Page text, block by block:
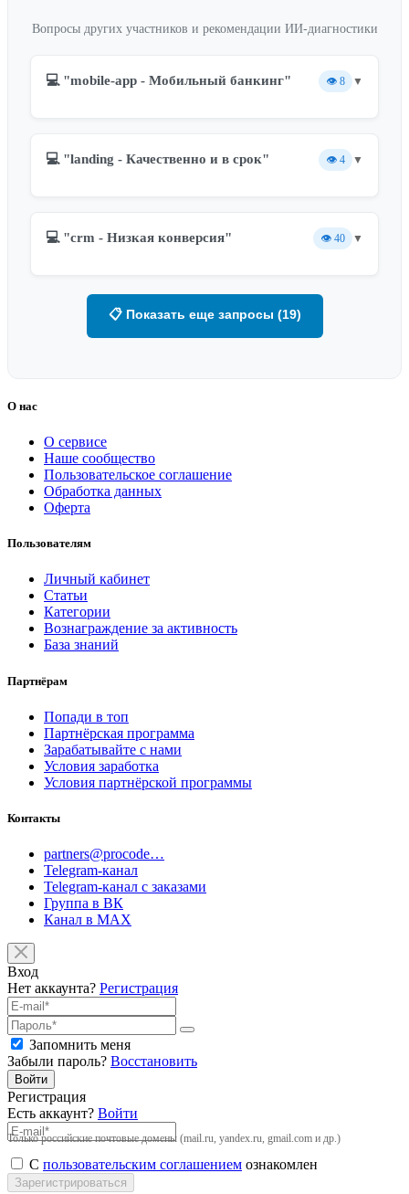
Вопросы других участников и рекомендации ИИ-диагностики
💻 "mobile-app - Мобильный банкинг" 👁️ 8 ▼
💻 "landing - Качественно и в срок" 👁️ 4 ▼
💻 "crm - Низкая конверсия" 👁️ 40 ▼
📋 Показать еще запросы (19)
О нас
О сервисе
Наше сообщество
Пользовательское соглашение
Обработка данных
Оферта
Пользователям
Личный кабинет
Статьи
Категории
Вознаграждение за активность
База знаний
Партнёрам
Попади в топ
Партнёрская программа
Зарабатывайте с нами
Условия заработка
Условия партнёрской программы
Контакты
partners@procode…
Telegram-канал
Telegram-канал с заказами
Группа в ВК
Канал в MAX
Вход
Нет аккаунта? Регистрация
Запомнить меня
Забыли пароль? Восстановить
Войти
Регистрация
Есть аккаунт? Войти
Только российские почтовые домены (mail.ru, yandex.ru, gmail.com и др.)
С пользовательским соглашением ознакомлен
Зарегистрироваться